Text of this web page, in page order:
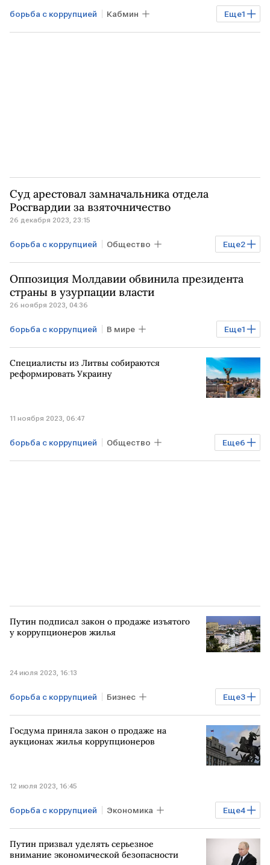
Еще1
борьба с коррупцией Кабмин
Владимир Путин
Суд арестовал замначальника отдела
Росгвардии за взяточничество
26 декабря 2023, 23:15
Еще2
борьба с коррупцией Общество
РОССИЯ Росгвардия
Оппозиция Молдавии обвинила президента
страны в узурпации власти
26 ноября 2023, 04:36
Еще1
борьба с коррупцией В мире
МОЛДАВИЯ
Специалисты из Литвы собираются
реформировать Украину
11 ноября 2023, 06:47
Еще6
борьба с коррупцией Общество
Экономика Мировая экономика
Путин подписал закон о продаже изъятого
у коррупционеров жилья
24 июля 2023, 16:13
Еще3
борьба с коррупцией Бизнес
Недвижимость РОССИЯ аукцион
Госдума приняла закон о продаже на
аукционах жилья коррупционеров
12 июля 2023, 16:45
Еще4
борьба с коррупцией Экономика
Госпроекты РФ Госдума
жилье
Путин призвал уделять серьезное
внимание экономической безопасности